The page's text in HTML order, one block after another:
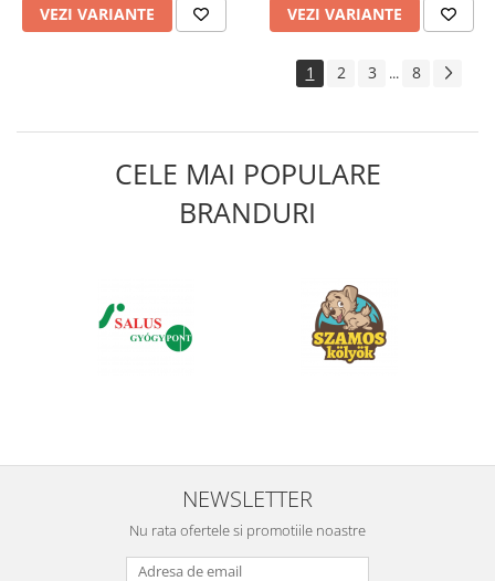
VEZI VARIANTE VEZI VARIANTE
1 2 3 ... 8
CELE MAI POPULARE
BRANDURI
NEWSLETTER
Nu rata ofertele si promotiile noastre